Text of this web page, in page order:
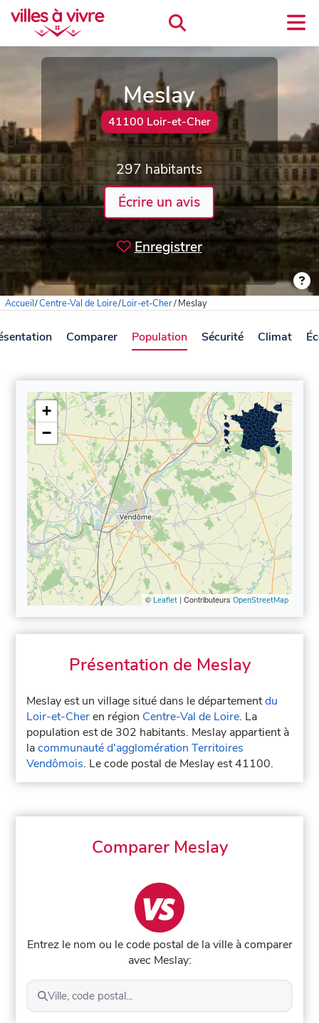
Meslay
41100 Loir-et-Cher
297 habitants
Écrire un avis
Enregistrer
Accueil/Centre-Val de Loire/Loir-et-Cher/Meslay
Comparer Population Sécurité Climat
+
−
© Leaflet| Contributeurs OpenStreetMap
Présentation de Meslay
Meslay est un village situé dans le départementdu
Loir-et-Cheren région Centre-Val de Loire. La
population est de 302 habitants. Meslay appartient à
lacommunauté d'agglomération Territoires
Vendômois. Le code postal de Meslay est 41100.
Comparer Meslay
Entrez le nom ou le code postal de la ville à comparer
avec Meslay:
Ville, code postal...